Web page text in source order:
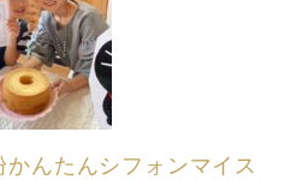
かんたんシフォンマイス